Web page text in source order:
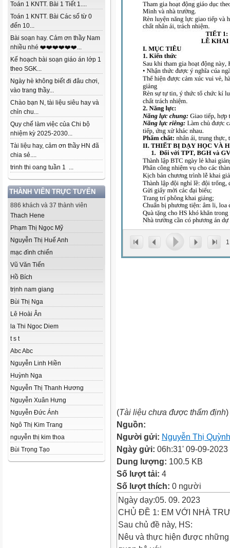
Toán 1 KNTT. Bài 1 Tiết 1....
Toán 1 KNTT. Bài Các số từ 0
đến 10...
Bài soạn hay. Cảm ơn thầy Nam
nhiều nhé ❤️❤️❤️❤️❤️❤️...
Kế hoạch bài soạn giáo án lớp 1
theo SGK...
Ngày hè không biết đi đâu chơi,
vào trang thầy...
Chào bạn N, tài liệu siêu hay và
chỉn chu...
Quy chế làm việc của Chi bộ
nhiệm kỳ 2025-2030...
Tài liệu hay, cảm ơn thầy HN đã
chia sẻ....
trinh thi oang tuần 1 ...
THÀNH VIÊN TRỰC TUYẾN
886 khách và 37 thành viên
Thach Hene
Phạm Thị Ngọc Mỹ
Nguyễn Thị Huế Anh
mạc đình chiến
Vũ Văn Tiến
Hồ Bích
trịnh nam giang
Bùi Thị Nga
Lê Hoài Ân
la Thi Ngoc Diem
t s t
Abc Abc
Nguyễn Linh Hiền
Huỳnh Nga
Nguyễn Thị Thanh Hương
Nguyễn Xuân Hưng
Nguyễn Đức Ánh
Ngô Thị Kim Trang
nguyễn thị kim thoa
Bùi Trọng Tạo
1
(Tài liệu chưa được thẩm định)
Nguồn:
Người gửi: Nguyễn Thị
Ngày gửi: 06h:31' 09-09-2023
Dung lượng: 100.5 KB
Số lượt tải: 4
Số lượt thích: 0 người
Ngày dạy:05. 09. 2023
CHỦ ĐỀ 1: EM VỚI NHÀ
Sau chủ đề này, HS:
Nêu và thực hiện được